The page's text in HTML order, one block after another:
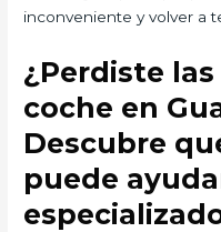
inconveniente y volver a
¿Perdiste
coche en
Descubre
puede